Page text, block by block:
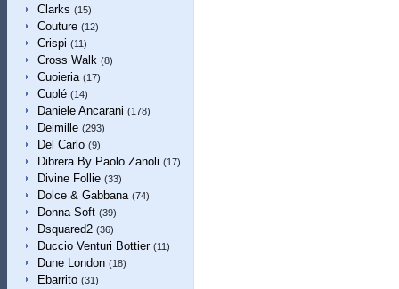
Clarks (15)
Couture (12)
Crispi (11)
Cross Walk (8)
Cuoieria (17)
Cuplé (14)
Daniele Ancarani (178)
Deimille (293)
Del Carlo (9)
Dibrera By Paolo Zanoli (17)
Divine Follie (33)
Dolce & Gabbana (74)
Donna Soft (39)
Dsquared2 (36)
Duccio Venturi Bottier (11)
Dune London (18)
Ebarrito (31)